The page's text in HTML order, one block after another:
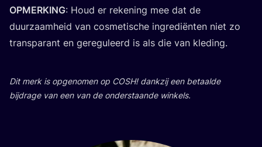
OPMER­KING: Houd er reke­ning mee dat de
duur­zaam­heid van cos­me­ti­sche ingre­di­ën­ten niet zo
trans­pa­rant en gere­gu­leerd is als die van kleding.
Dit merk is opge­no­men op COSH! dank­zij een betaal­de
bij­dra­ge van een van de onder­staan­de winkels.